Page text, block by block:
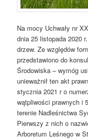
Na mocy Uchwały nr
dnia 25 listopada 2020
drzew. Ze względów
przedstawiono do
Środowiska – wymóg
unieważnił ten akt
stycznia 2021 r o
wątpliwości prawnych i
terenie Nadleśnictwa
Pierwszy z nich o
Arboretum Leśnego w